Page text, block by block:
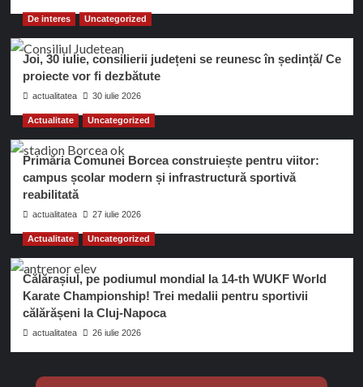
De interes Uncategorized
Joi, 30 iulie, consilierii județeni se reunesc în ședință/ Ce
proiecte vor fi dezbătute
actualitatea 30 iulie 2026
Actualitate Uncategorized
Primăria Comunei Borcea construiește pentru viitor:
campus școlar modern și infrastructură sportivă
reabilitată
actualitatea 27 iulie 2026
Actualitate Uncategorized
Călărașiul, pe podiumul mondial la 14-th WUKF World
Karate Championship! Trei medalii pentru sportivii
călărășeni la Cluj-Napoca
actualitatea 26 iulie 2026